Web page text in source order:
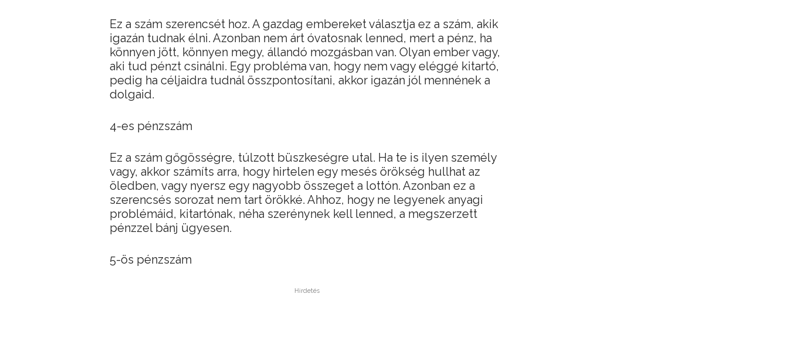
Ez a szám szerencsét hoz. A gazdag embereket választja ez a szám, akik
igazán tudnak élni. Azonban nem árt óvatosnak lenned, mert a pénz, ha
könnyen jött, könnyen megy, állandó mozgásban van. Olyan ember vagy,
aki tud pénzt csinálni. Egy probléma van, hogy nem vagy eléggé kitartó,
pedig ha céljaidra tudnál összpontosítani, akkor igazán jól mennének a
dolgaid.
4-es pénzszám
Ez a szám gőgösségre, túlzott büszkeségre utal. Ha te is ilyen személy
vagy, akkor számíts arra, hogy hirtelen egy mesés örökség hullhat az
öledben, vagy nyersz egy nagyobb összeget a lottón. Azonban ez a
szerencsés sorozat nem tart örökké. Ahhoz, hogy ne legyenek anyagi
problémáid, kitartónak, néha szerénynek kell lenned, a megszerzett
pénzzel bánj ügyesen.
5-ös pénzszám
Hirdetés